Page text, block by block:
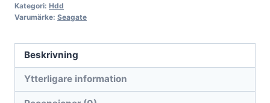
Kategori: Hdd
Varumärke: Seagate
Beskrivning
Ytterligare information